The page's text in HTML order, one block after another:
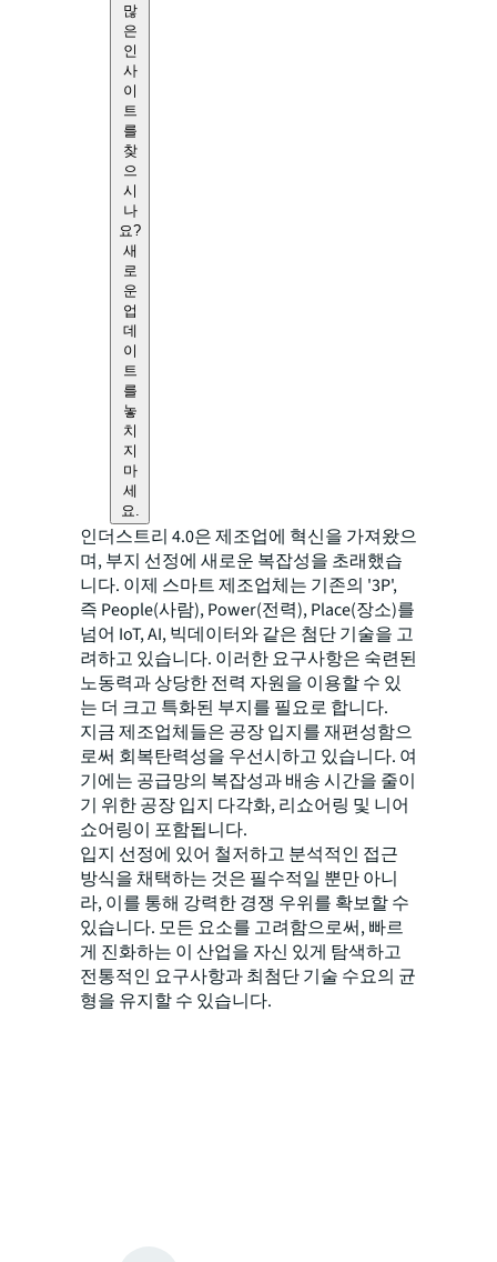
많
은
인
사
이
트
를
찾
으
시
나
요?
새
로
운
업
데
이
트
를
놓
치
지
마
세
요.
인더스트리 4.0은 제조업에 혁신을 가져왔으
며, 부지 선정에 새로운 복잡성을 초래했습
니다. 이제 스마트 제조업체는 기존의 '3P',
즉 People(사람), Power(전력), Place(장소)를
넘어 IoT, AI, 빅데이터와 같은 첨단 기술을 고
려하고 있습니다. 이러한 요구사항은 숙련된
노동력과 상당한 전력 자원을 이용할 수 있
는 더 크고 특화된 부지를 필요로 합니다.
지금 제조업체들은 공장 입지를 재편성함으
로써 회복탄력성을 우선시하고 있습니다. 여
기에는 공급망의 복잡성과 배송 시간을 줄이
기 위한 공장 입지 다각화, 리쇼어링 및 니어
쇼어링이 포함됩니다.
입지 선정에 있어 철저하고 분석적인 접근
방식을 채택하는 것은 필수적일 뿐만 아니
라, 이를 통해 강력한 경쟁 우위를 확보할 수
있습니다. 모든 요소를 고려함으로써, 빠르
게 진화하는 이 산업을 자신 있게 탐색하고
전통적인 요구사항과 최첨단 기술 수요의 균
형을 유지할 수 있습니다.